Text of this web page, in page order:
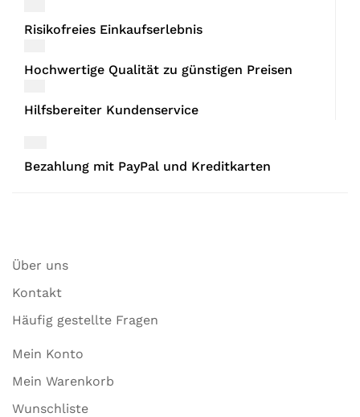
Risikofreies Einkaufserlebnis
Hochwertige Qualität zu günstigen Preisen
Hilfsbereiter Kundenservice
Bezahlung mit PayPal und Kreditkarten
Über uns
Kontakt
Häufig gestellte Fragen
Mein Konto
Mein Warenkorb
Wunschliste